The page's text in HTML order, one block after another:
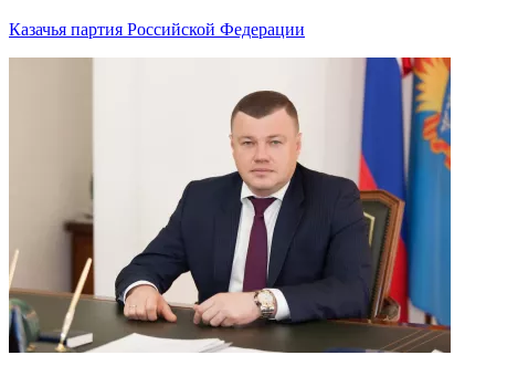
Казачья партия Российской Федерации